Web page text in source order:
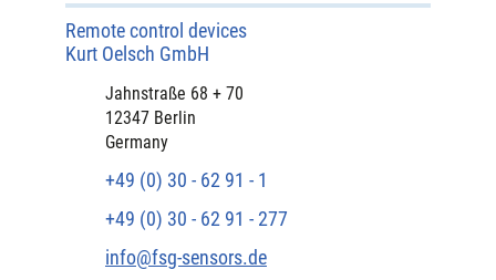
Remote control devices
Kurt Oelsch GmbH
Jahnstraße 68 + 70
12347 Berlin
Germany
+49 (0) 30 - 62 91 - 1
+49 (0) 30 - 62 91 - 277
info@fsg-sensors.de